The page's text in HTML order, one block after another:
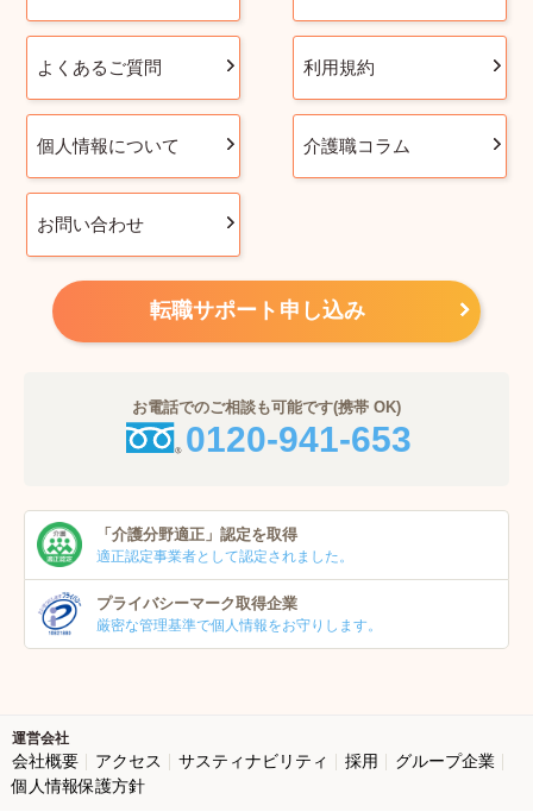
よくあるご質問 利用規約
個人情報について 介護職コラム
お問い合わせ
転職サポート申し込み
お電話でのご相談も可能です(携帯 OK)
0120-941-653
「介護分野適正」 認定を取得
適正認定事業者として認定されました。
プライバシーマーク取得企業
厳密な管理基準で個人情報をお守りします。
運営会社
会社概要 アクセス サスティナビリティ 採用
グループ企業
個人情報保護方針